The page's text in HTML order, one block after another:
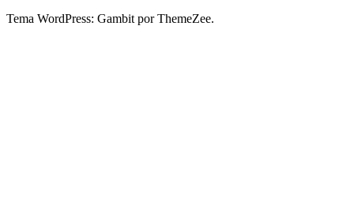
Tema WordPress: Gambit por ThemeZee.